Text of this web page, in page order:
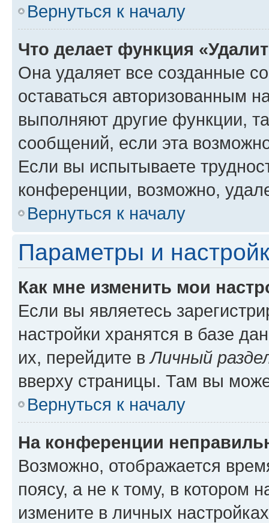
Вернуться к началу
Что делает функция
Она удаляет все созданные
оставаться авторизованным
выполняют другие функции,
сообщений, если эта
Если вы испытываете
конференции, возможно,
Вернуться к началу
Параметры и
Как мне изменить мои
Если вы являетесь
настройки хранятся в базе
их, перейдите вЛичный
вверху страницы. Там вы
Вернуться к началу
На конференции
Возможно, отображается
поясу, а не к тому, в котором
измените в личных